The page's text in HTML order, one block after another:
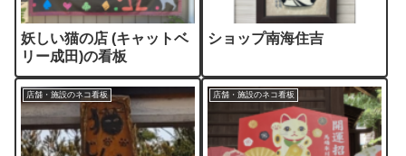
妖しい猫の店 (キャットベ
リー成田)の看板
ショップ南海住吉
店舗・施設のネコ看板 店舗・施設のネコ看板